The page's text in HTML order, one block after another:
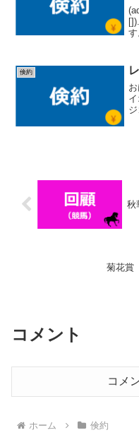
す
倹約
秋
菊花賞
コメント
コメ
ホーム 倹約